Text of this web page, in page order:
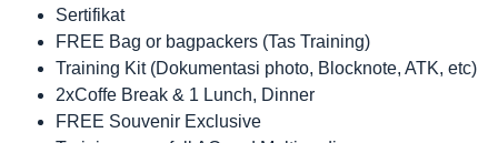
Sertifikat
FREE Bag or bagpackers (Tas Training)
Training Kit (Dokumentasi photo, Blocknote, ATK, etc)
2xCoffe Break & 1 Lunch, Dinner
FREE Souvenir Exclusive